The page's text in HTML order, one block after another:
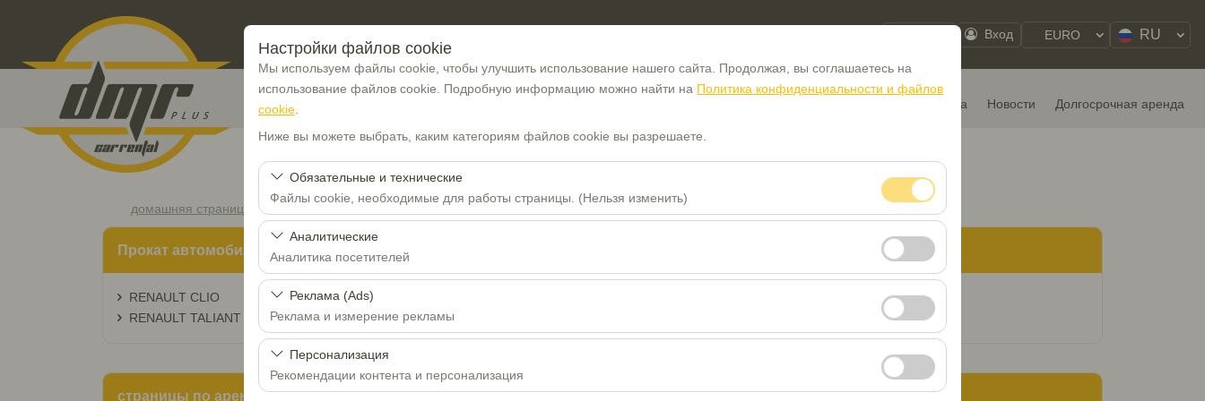
Настройки файлов cookie
Мы используем файлы cookie, чтобы улучшить использование нашего сайта. Продолжая, вы соглашаетесь на
использование файлов cookie. Подробную информацию можно найти на Политика конфиденциальности и файлов
cookie
Ниже вы можете выбрать, каким категориям файлов cookie вы разрешаете.
Обязательные и технические
Файлы cookie, необходимые для работы страницы. (Нельзя изменить)
Эти файлы cookie необходимы для корректной работы сайта, безопасности, управления сеансами и базовых
функций. Их нельзя отключить.
Аналитические
Аналитика посетителей
Эти файлы cookie позволяют нам анализировать, как используется наш сайт (количество посетителей, самые
посещаемые страницы, поведение пользователей). Эти данные используются для оценки
производительности сайта и постоянного улучшения пользовательского опыта.
Реклама (Ads)
Реклама и измерение рекламы
Эти файлы cookie позволяют показывать вам персонализированную рекламу в соответствии с вашими
интересами и измерять эффективность наших рекламных кампаний (показы, коэффициент кликабельности).
Персонализация
Рекомендации контента и персонализация
Вход RU
EURO
Прокат Места Новости Долгосрочная аренда
домашняя страница
Прокат автомобилей
RENAULT CLIO
RENAULT TALIANT
страницы по аренде автомобилей Сочетания Прокат автомобилей